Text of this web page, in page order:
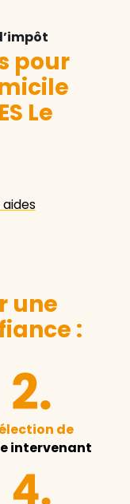
pour
Le
une
:
de
intervenant